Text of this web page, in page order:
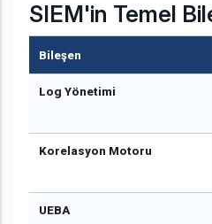
SIEM'in Temel
Bileşen
Log Yönetimi
Korelasyon Motoru
UEBA